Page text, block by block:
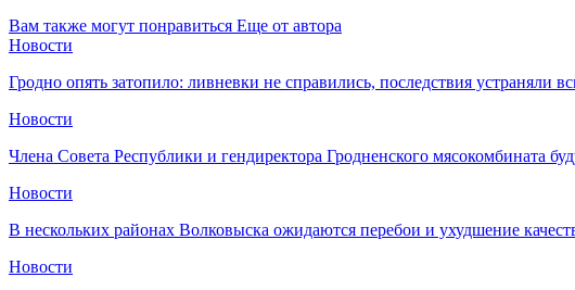
Вам также могут понравиться Еще от автора
Новости
Гродно опять затопило: ливневки не справились, последствия устраняли
Новости
Члена Совета Республики и гендиректора Гродненского мясокомбината
Новости
В нескольких районах Волковыска ожидаются перебои и ухудшение
Новости